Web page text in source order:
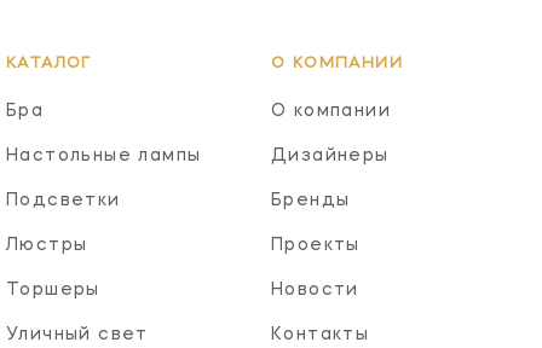
КАТАЛОГ
Бра
Настольные лампы
Подсветки
Люстры
Торшеры
Уличный свет
О КОМПАНИИ
О компании
Дизайнеры
Бренды
Проекты
Новости
Контакты